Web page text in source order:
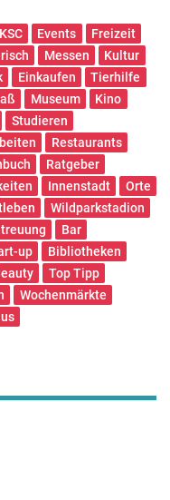
KSC Events
Freizeit
Messen
Kultur
Einkaufen
Tierhilfe
Museum
Kino
Studieren
Restaurants
Ratgeber
Innenstadt
Orte
Wildparkstadion
Bar
up
Bibliotheken
Top Tipp
Wochenmärkte